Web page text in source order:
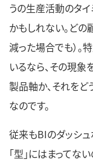
うの生産活動のタ
かもしれない。ど
減った場合でも）
いるなら、その現象
製品軸か、それをど
なのです。
従来もBIのダッシ
「型」にはまってな